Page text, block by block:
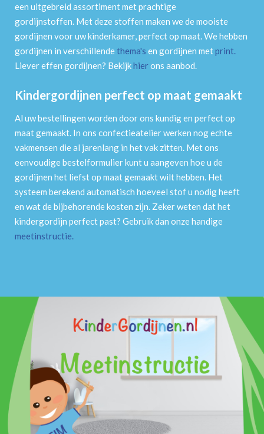
een uitgebreid assortiment met prachtige
gordijnstoffen. Met deze stoffen maken we de mooiste
gordijnen voor uw kinderkamer, perfect op maat. We hebben
gordijnen in verschillendethema's en gordijnen metprint.
Liever effen gordijnen? Bekijkhierons aanbod.
Kindergordijnen perfect op maat gemaakt
Al uw bestellingen worden door ons kundig en perfect op
maat gemaakt. In ons confectieatelier werken nog echte
vakmensen die al jarenlang in het vak zitten. Met ons
eenvoudige bestelformulier kunt u aangeven hoe u de
gordijnen het liefst op maat gemaakt wilt hebben. Het
systeem berekend automatisch hoeveel stof u nodig heeft
en wat de bijbehorende kosten zijn. Zeker weten dat het
kindergordijn perfect past? Gebruik dan onze handige
meetinstructie.